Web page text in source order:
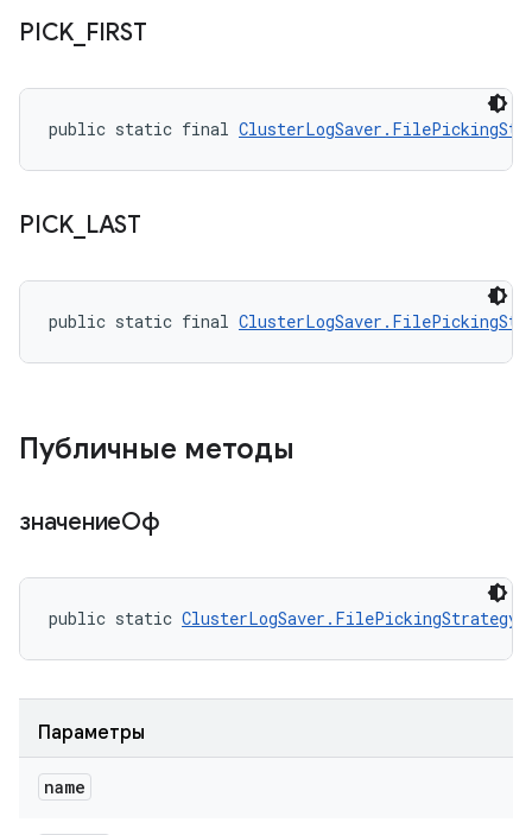
PICK FIRST
public static final
PICK LAST
public static final
Публичные методы
значениеОф
public static ClusterLogSaver.FilePickingStrategy
Параметры
name